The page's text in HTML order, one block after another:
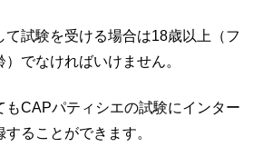
て試験を受ける場合は18歳以上（フ
でなければいけません。
もCAPパティシエの試験にインター
ることができます。